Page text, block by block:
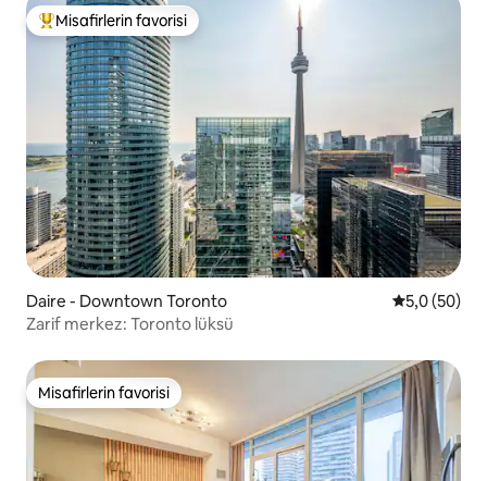
Misafirlerin favorilerinden en beğenilenler arasında
Misafirlerin favorisi
Daire - Downtown Toronto 5 üzerinden
5,0 (50)
Zarif merkez: Toronto lüksü
Misafirlerin favorisi
Misafirlerin favorisi